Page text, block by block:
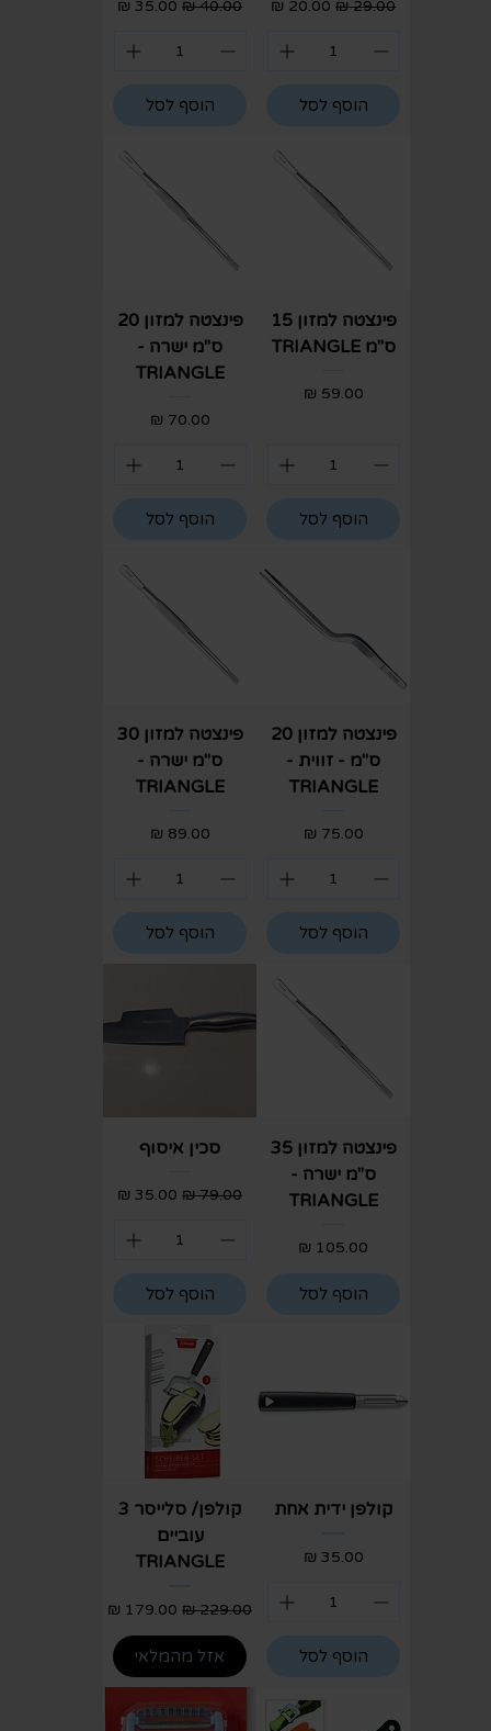
מחיר רגיל מחיר מבצע
הוסף לסל
מחיר רגיל מחיר מבצע
הוסף לסל
פינצטה למזון 15
ס"מ TRIANGLE
מחיר
הוסף לסל
פינצטה למזון 20
ס"מ ישרה -
TRIANGLE
מחיר
הוסף לסל
פינצטה למזון 20
ס"מ - זווית -
TRIANGLE
מחיר
הוסף לסל
פינצטה למזון 30
ס"מ ישרה -
TRIANGLE
מחיר
הוסף לסל
פינצטה למזון 35
ס"מ ישרה -
TRIANGLE
מחיר
הוסף לסל
סכין איסוף
מחיר רגיל מחיר מבצע
הוסף לסל
קולפן ידית אחת
מחיר
הוסף לסל
קולפן/ סלייסר 3
עוביים
TRIANGLE
מחיר רגיל מחיר מבצע
אזל מהמלאי